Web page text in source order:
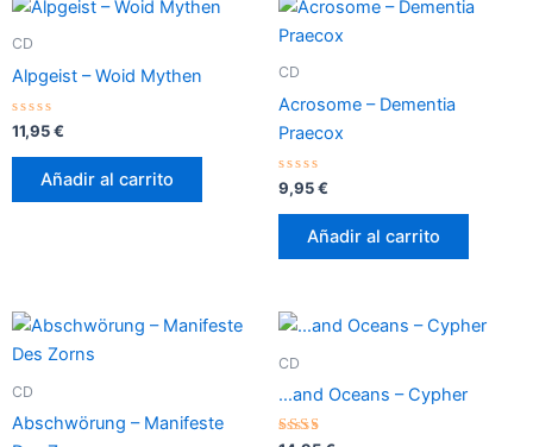
CD
Alpgeist – Woid Mythen
Valorado
con
0
11,95€
Añadir al carrito
CD
Acrosome – Dementia
Praecox
Valorado
con
0
9,95€
Añadir al carrito
CD
Abschwörung – Manifeste
CD
…and Oceans – Cypher